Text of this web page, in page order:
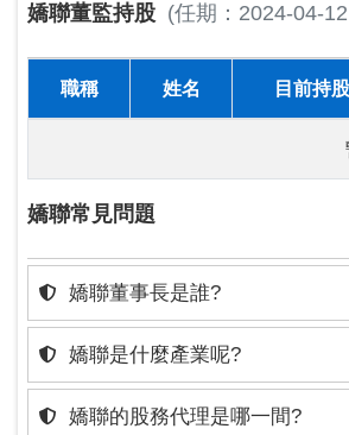
嬌聯董監持股 (任期：2024-04-
職稱 姓名 目前持股
嬌聯常見問題
嬌聯董事長是誰?
嬌聯是什麼產業呢?
嬌聯的股務代理是哪一間?